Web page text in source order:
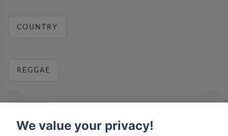
COUNTRY
REGGAE
We value your privacy!